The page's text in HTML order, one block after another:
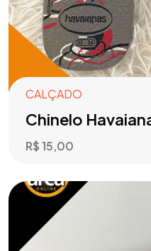
CALÇADO
Chinelo
R$15,00